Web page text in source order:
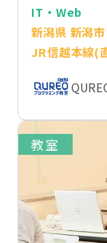
IT・Web
新潟県 新潟市
JR信越本線(
教室